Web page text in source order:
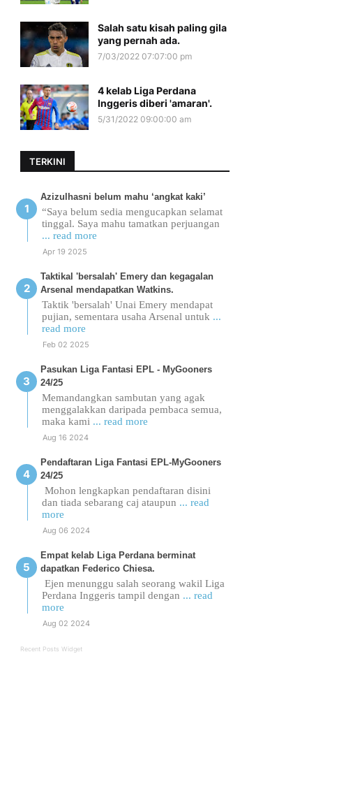
Salah satu kisah paling gila
yang pernah ada.
7/03/2022 07:07:00 pm
4 kelab Liga Perdana
Inggeris diberi 'amaran'.
5/31/2022 09:00:00 am
TERKINI
Azizulhasni belum mahu ‘angkat kaki’
“Saya belum sedia mengucapkan selamat
tinggal. Saya mahu tamatkan perjuangan
... read more
Apr 19 2025
Taktikal 'bersalah' Emery dan kegagalan
Arsenal mendapatkan Watkins.
Taktik 'bersalah' Unai Emery mendapat
pujian, sementara usaha Arsenal untuk ...
read more
Feb 02 2025
Pasukan Liga Fantasi EPL - MyGooners
24/25
Memandangkan sambutan yang agak
menggalakkan daripada pembaca semua,
maka kami ... read more
Aug 16 2024
Pendaftaran Liga Fantasi EPL-MyGooners
24/25
Mohon lengkapkan pendaftaran disini
dan tiada sebarang caj ataupun ... read
more
Aug 06 2024
Empat kelab Liga Perdana berminat
dapatkan Federico Chiesa.
Ejen menunggu salah seorang wakil Liga
Perdana Inggeris tampil dengan ... read
more
Aug 02 2024
Recent Posts Widget